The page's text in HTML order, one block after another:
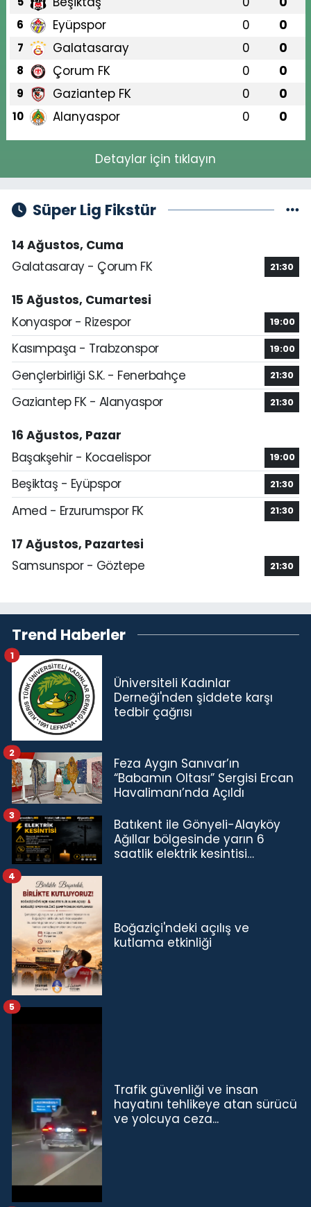
6 Eyüpspor 0 0
7 Galatasaray 0 0
8 Çorum FK 0 0
9 Gaziantep FK 0 0
10 Alanyaspor 0 0
Detaylar için tıklayın
Süper Lig Fikstür
14 Ağustos, Cuma
Galatasaray - Çorum FK
21:30
15 Ağustos, Cumartesi
Konyaspor - Rizespor
19:00
Kasımpaşa - Trabzonspor 19:00
Gençlerbirliği S.K. - Fenerbahçe 21:30
Gaziantep FK - Alanyaspor 21:30
16 Ağustos, Pazar
Başakşehir - Kocaelispor
19:00
Beşiktaş - Eyüpspor 21:30
Amed - Erzurumspor FK 21:30
17 Ağustos, Pazartesi
Samsunspor - Göztepe
21:30
Trend Haberler
Üniversiteli Kadınlar
Derneği'nden şiddete karşı
tedbir çağrısı
1
Feza Aygın Sanıvar’ın
“Babamın Oltası” Sergisi Ercan
Havalimanı’nda Açıldı
2
Batıkent ile Gönyeli-Alayköy
Ağıllar bölgesinde yarın 6
saatlik elektrik kesintisi…
3
Boğaziçi'ndeki açılış ve
kutlama etkinliği
4
Trafik güvenliği ve insan
hayatını tehlikeye atan sürücü
ve yolcuya ceza...
5